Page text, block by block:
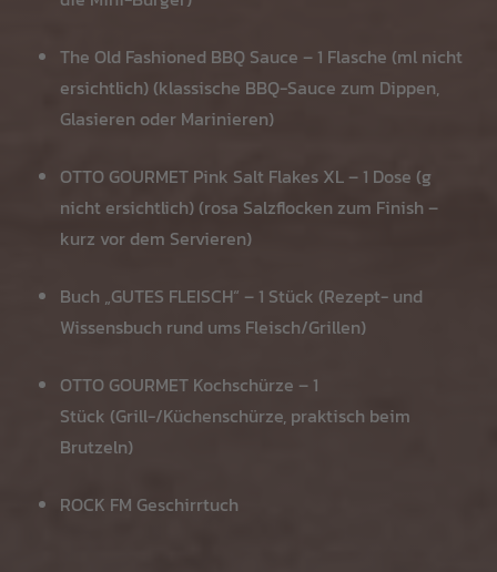
The Old Fashioned BBQ Sauce – 1 Flasche (ml nicht
ersichtlich) (klassische BBQ-Sauce zum Dippen,
Glasieren oder Marinieren)
OTTO GOURMET Pink Salt Flakes XL – 1 Dose (g
nicht ersichtlich) (rosa Salzflocken zum Finish –
kurz vor dem Servieren)
Buch „GUTES FLEISCH“ – 1 Stück (Rezept- und
Wissensbuch rund ums Fleisch/Grillen)
OTTO GOURMET Kochschürze – 1
Stück (Grill-/Küchenschürze, praktisch beim
Brutzeln)
ROCK FM Geschirrtuch